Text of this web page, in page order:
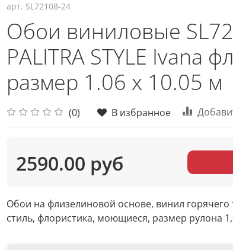
арт. SL72108-24
Обои виниловые
PALITRA STYLE Ivana
размер 1.06 х 10.05 м
(0) В избранное
2590.00 руб
Обои на флизелиновой основе, винил горячего
стиль, флористика, моющиеся, размер рулона